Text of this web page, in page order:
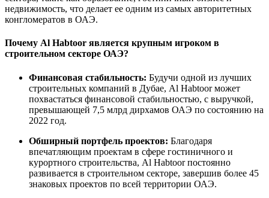
недвижимость, что делает ее одним из самых авторитетных
конгломератов в ОАЭ.
Почему Al Habtoor является крупным игроком в
строительном секторе ОАЭ?
Финансовая стабильность: Будучи одной из лучших
строительных компаний в Дубае, Al Habtoor может
похвастаться финансовой стабильностью, с выручкой,
превышающей 7,5 млрд дирхамов ОАЭ по состоянию на
2022 год.
Обширный портфель проектов: Благодаря
впечатляющим проектам в сфере гостиничного и
курортного строительства, Al Habtoor постоянно
развивается в строительном секторе, завершив более 45
знаковых проектов по всей территории ОАЭ.